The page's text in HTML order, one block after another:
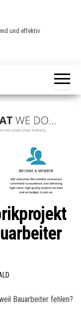
und effektiv
Bauarbeiter fehlen?